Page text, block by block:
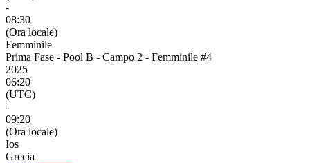
-
08:30
(Ora locale)
Femminile
Prima Fase - Pool B - Campo 2 - Femminile #4
2025
06:20
(UTC)
-
09:20
(Ora locale)
Ios
Grecia